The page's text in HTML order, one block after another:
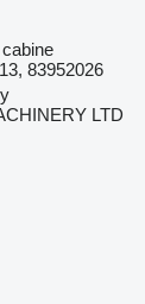
83952026
LTD